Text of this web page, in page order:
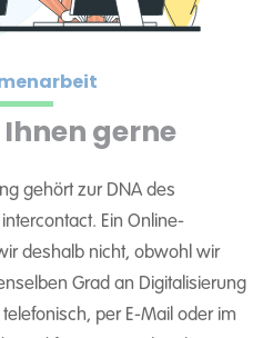
Ihnen gerne
gehört zur DNA des
Ein Online-
deshalb nicht, obwohl wir
Grad an Digitalisierung
per E-Mail oder im